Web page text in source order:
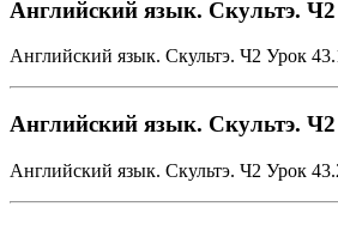
Английский язык. Скультэ. Ч2
Английский язык. Скультэ. Ч2 Урок
Английский язык. Скультэ. Ч2
Английский язык. Скультэ. Ч2 Урок